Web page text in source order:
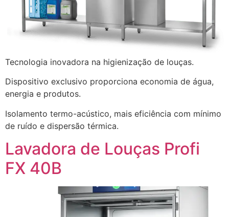
Tecnologia inovadora na higienização de louças.
Dispositivo exclusivo proporciona economia de água,
energia e produtos.
Isolamento termo-acústico, mais eficiência com mínimo
de ruído e dispersão térmica.
Lavadora de Louças Profi
FX 40B